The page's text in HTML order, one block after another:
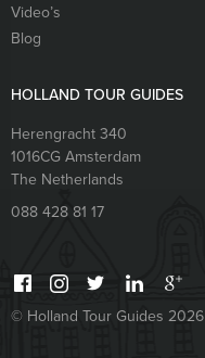
Video’s
Blog
HOLLAND TOUR GUIDES
Herengracht 340
1016CG Amsterdam
The Netherlands
088 428 81 17
© Holland Tour Guides 2026